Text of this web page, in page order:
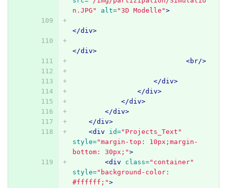
n.JPG"
alt="3D Modelle">
</div>
</div>
<br/>
</div>
</div>
</div>
</div>
</div>
<div
id="Projects_Text"
style="margin-top: 10px;margin-
bottom: 30px;">
<div
class="container"
style="background-color:
#ffffff;">